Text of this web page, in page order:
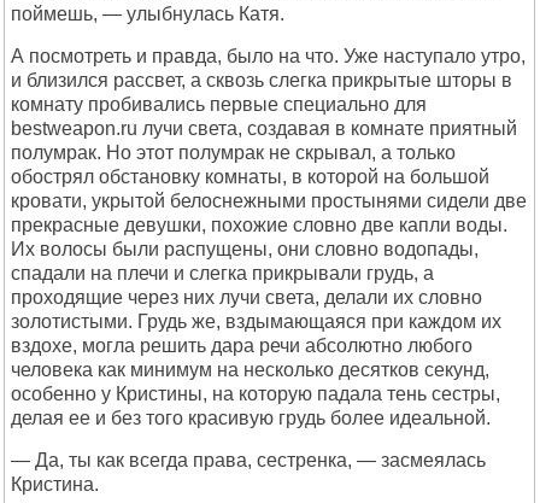
поймешь, — улыбнулась Катя.
А посмотреть и правда, было на что. Уже наступало утро,
и близился рассвет, а сквозь слегка прикрытые шторы в
комнату пробивались первые специально для
bеstwеаpоn.ru лучи света, создавая в комнате приятный
полумрак. Но этот полумрак не скрывал, а только
обострял обстановку комнаты, в которой на большой
кровати, укрытой белоснежными простынями сидели две
прекрасные девушки, похожие словно две капли воды.
Их волосы были распущены, они словно водопады,
спадали на плечи и слегка прикрывали грудь, а
проходящие через них лучи света, делали их словно
золотистыми. Грудь же, вздымающаяся при каждом их
вздохе, могла решить дара речи абсолютно любого
человека как минимум на несколько десятков секунд,
особенно у Кристины, на которую падала тень сестры,
делая ее и без того красивую грудь более идеальной.
— Да, ты как всегда права, сестренка, — засмеялась
Кристина.